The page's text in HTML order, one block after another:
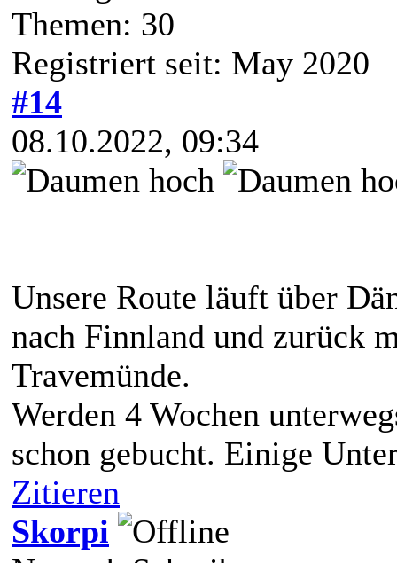
Themen: 30
Registriert seit: May 2020
#14
08.10.2022, 09:34
Unsere Route läuft über
nach Finnland und zurück
Travemünde.
Werden 4 Wochen
schon gebucht. Einige
Zitieren
Skorpi